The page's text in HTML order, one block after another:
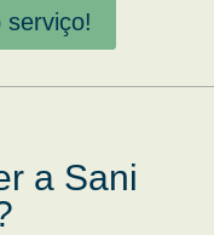
serviço!
a Sani